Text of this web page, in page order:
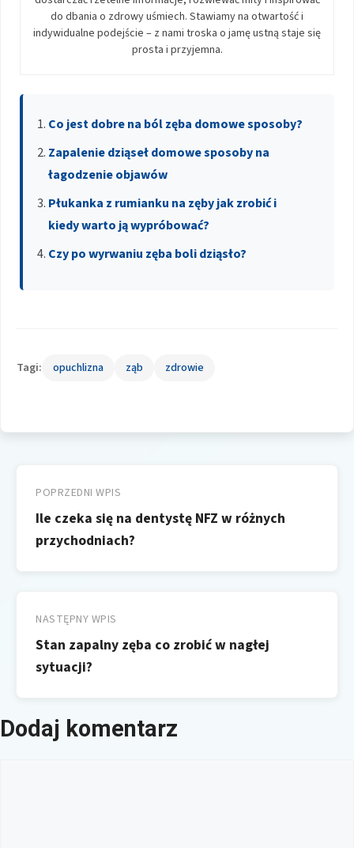
do dbania o zdrowy uśmiech. Stawiamy na otwartość i
indywidualne podejście – z nami troska o jamę ustną staje się
prosta i przyjemna.
Co jest dobre na ból zęba domowe sposoby?
Zapalenie dziąseł domowe sposoby na
łagodzenie objawów
Płukanka z rumianku na zęby jak zrobić i
kiedy warto ją wypróbować?
Czy po wyrwaniu zęba boli dziąsło?
Tagi: opuchlizna ząb zdrowie
wpisu
POPRZEDNI WPIS
Ile czeka się na dentystę NFZ w różnych
przychodniach?
NASTĘPNY WPIS
Stan zapalny zęba co zrobić w nagłej
sytuacji?
Dodaj komentarz